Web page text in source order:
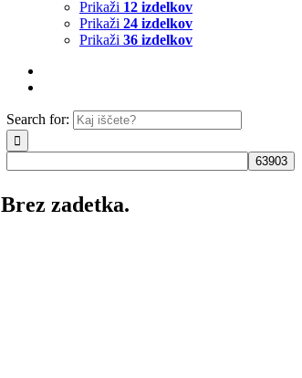
Prikaži 12 izdelkov
Prikaži 24 izdelkov
Prikaži 36 izdelkov
Search for:
Brez zadetka.